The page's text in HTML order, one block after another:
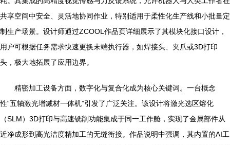
共享空间中安全、灵活地协同作业，特别适用于柔性化生产线和小批量定
制生产场景。设计师通过ZCOOL作品页详细展示了其模块化接口设计，
用户可根据任务需求快速更换末端执行器，如焊接头、夹爪或3D打印
头，极大地拓展了应用边界。
精密加工设备方面，数字化与复合化成为核心关键词。一台概念
性“五轴激光增减材一体机”引发了广泛关注。该设计将激光选区熔化
（SLM）3D打印与高速铣削功能集成于同一工作舱，实现了金属部件从
近净成形到高光洁度精加工的无缝衔接。作品说明中强调，其内置的AI工